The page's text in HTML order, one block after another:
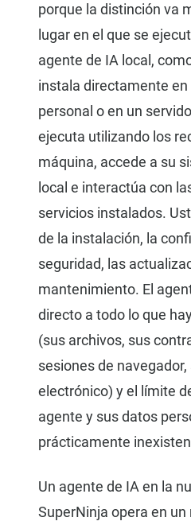
porque la distinción va
lugar en el que se
agente de IA local,
instala directamente
personal o en un
ejecuta utilizando los
máquina, accede a su
local e interactúa con
servicios instalados.
de la instalación, la
seguridad, las
mantenimiento. El
directo a todo lo que
(sus archivos, sus
sesiones de
electrónico) y el límite
agente y sus datos
prácticamente
Un agente de IA en la
SuperNinja opera en un